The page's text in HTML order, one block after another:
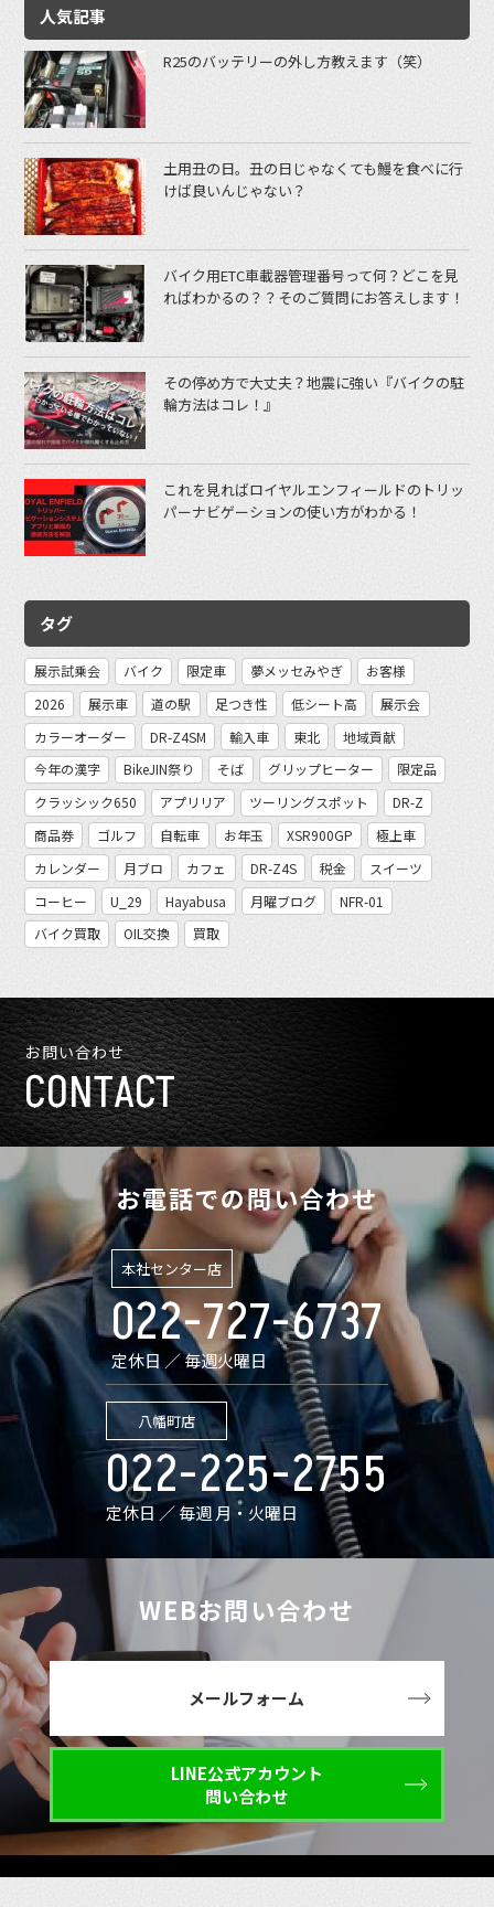
人気記事
R25のバッテリーの外し方教えます（笑）
土用丑の日。丑の日じゃなくても鰻を食べに行
けば良いんじゃない？
バイク用ETC車載器管理番号って何？どこを見
ればわかるの？？そのご質問にお答えします！
その停め方で大丈夫？地震に強い『バイクの駐
輪方法はコレ！』
これを見ればロイヤルエンフィールドのトリッ
パーナビゲーションの使い方がわかる！
タグ
展示試乗会 バイク 限定車 夢メッセみやぎ
お客様
2026
展示車 道の駅 足つき性 低シート高
展示会
カラーオーダー
DR-Z4SM 輸入車 東北
地域貢献
今年の漢字
BikeJIN祭り そば グリップヒーター
限定品
クラッシック650
アプリリア ツーリングスポット
DR-Z
商品券
ゴルフ 自転車 お年玉 XSR900GP
極上車
カレンダー
月ブロ カフェ DR-Z4S 税金
スイーツ
コーヒー
U_29 Hayabusa 月曜ブログ
NFR-01
バイク買取
OIL交換 買取
お問い合わせ
CONTACT
お電話での問い合わせ
本社センター店
022-727-6737
定休日 ／ 毎週火曜日
八幡町店
022-225-2755
定休日 ／ 毎週 月・火曜日
WEBお問い合わせ
メールフォーム
LINE公式アカウント
問い合わせ